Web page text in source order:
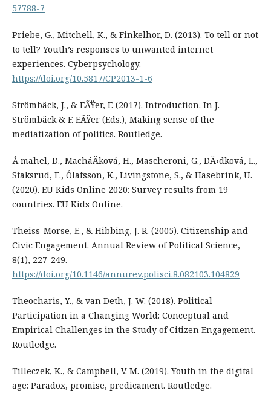
57788-7
Priebe, G., Mitchell, K., & Finkelhor, D. (2013). To tell or not
to tell? Youth’s responses to unwanted internet
experiences. Cyberpsychology.
https://doi.org/10.5817/CP2013-1-6
Strömbäck, J., & EÃŸer, F. (2017). Introduction. In J.
Strömbäck & F. EÃŸer (Eds.), Making sense of the
mediatization of politics. Routledge.
Å mahel, D., MacháÄková, H., Mascheroni, G., DÄ›dková, L.,
Staksrud, E., Ólafsson, K., Livingstone, S., & Hasebrink, U.
(2020). EU Kids Online 2020: Survey results from 19
countries. EU Kids Online.
Theiss-Morse, E., & Hibbing, J. R. (2005). Citizenship and
Civic Engagement. Annual Review of Political Science,
8(1), 227-249.
https://doi.org/10.1146/annurev.polisci.8.082103.104829
Theocharis, Y., & van Deth, J. W. (2018). Political
Participation in a Changing World: Conceptual and
Empirical Challenges in the Study of Citizen Engagement.
Routledge.
Tilleczek, K., & Campbell, V. M. (2019). Youth in the digital
age: Paradox, promise, predicament. Routledge.